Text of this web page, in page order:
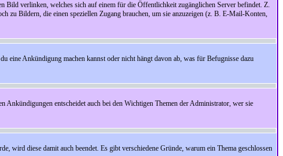
Bild verlinken, welches sich auf einem für die Öffentlichkeit zugänglichen Server befindet. Z.
zu Bildern, die einen speziellen Zugang brauchen, um sie anzuzeigen (z. B. E-Mail-Konten,
eine Ankündigung machen kannst oder nicht hängt davon ab, was für Befugnisse dazu
Ankündigungen entscheidet auch bei den Wichtigen Themen der Administrator, wer sie
wird diese damit auch beendet. Es gibt verschiedene Gründe, warum ein Thema geschlossen